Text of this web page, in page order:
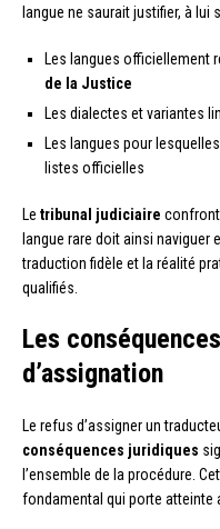
langue ne saurait justifier, à lui
Les langues officiellement
de la Justice
Les dialectes et variantes
Les langues pour
listes officielles
Le tribunal judiciaire
langue rare doit ainsi naviguer
traduction fidèle et la réalité
qualifiés.
Les
d’assignation
Le refus d’assigner un
conséquences juridiques
l’ensemble de la procédure.
fondamental qui porte atteinte